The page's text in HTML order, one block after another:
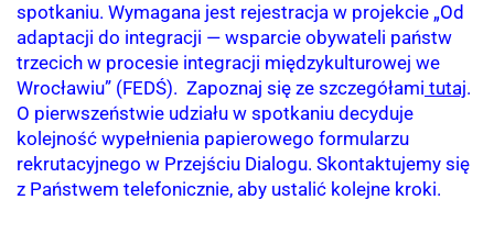
spotkaniu. Wymagana jest rejestracja w projekcie „Od
adaptacji do integracji — wsparcie obywateli państw
trzecich w procesie integracji międzykulturowej we
Wrocławiu” (FEDŚ). Zapoznaj się ze szczegółami tutaj.
O pierwszeństwie udziału w spotkaniu decyduje
kolejność wypełnienia papierowego formularzu
rekrutacyjnego w Przejściu Dialogu. Skontaktujemy się
z Państwem telefonicznie, aby ustalić kolejne kroki.